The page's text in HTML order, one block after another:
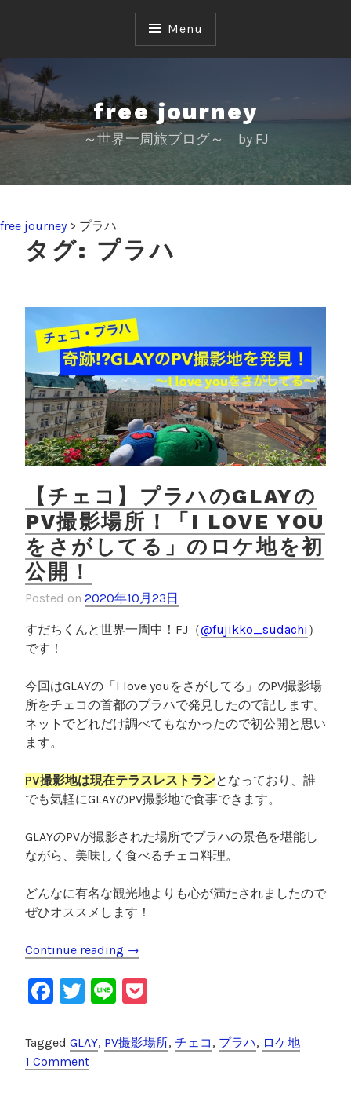
p
o
c
o
t
t
Menu
free journey
～世界一周旅ブログ～ by FJ
free journey> プラハ
タグ: プラハ
【チェコ】プラハのGLAYの
PV撮影場所！「I LOVE YOU
をさがしてる」のロケ地を初
公開！
Posted on 2020年10月23日
すだちくんと世界一周中！ FJ （@fujikko_sudachi ）
です！
今回はGLAYの「I love youをさがしてる」のPV撮影場
所をチェコの首都のプラハで発見したので記します。
ネットでどれだけ調べてもなかったので初公開と思い
ます。
PV撮影地は現在テラスレストランとなっており、誰
でも気軽にGLAYのPV撮影地で食事できます。
GLAYのPVが撮影された場所でプラハの景色を堪能し
ながら、美味しく食べるチェコ料理。
どんなに有名な観光地よりも心が満たされましたので
ぜひオススメします！
Continue reading “
チ
ェ
】
→
F
c
e
T
tt
er
Li
e
c
Tagged GLAY, PV撮影場所, チェコ , プラハ, ロケ地
1 Comment